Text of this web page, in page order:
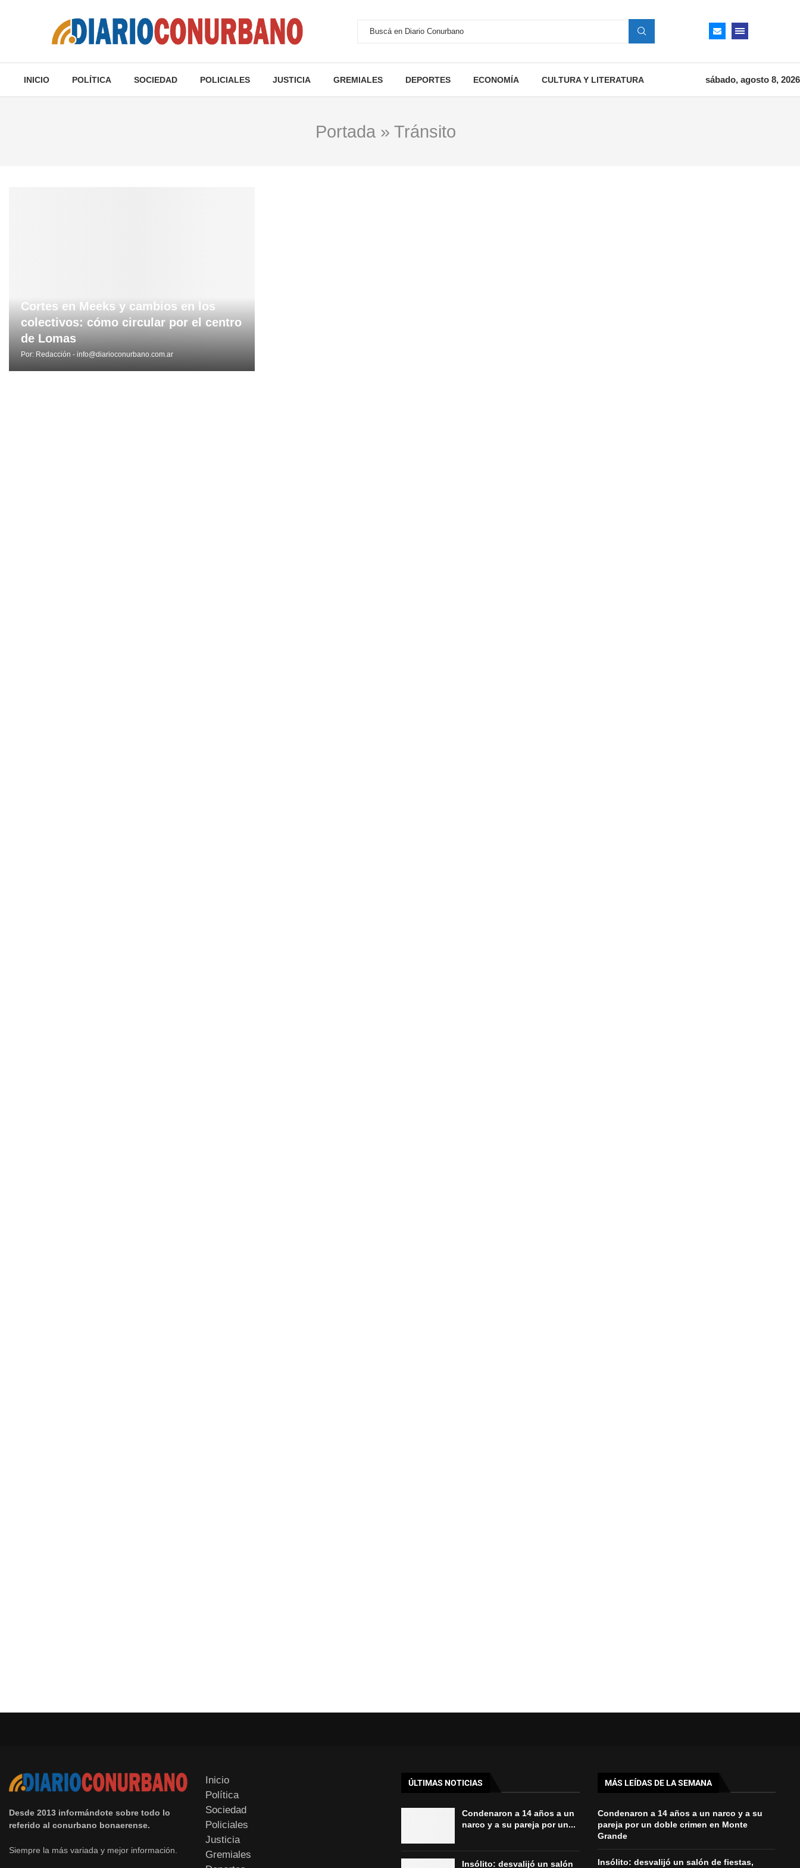
INICIO POLÍTICA SOCIEDAD POLICIALES JUSTICIA GREMIALES DEPORTES ECONOMÍA CULTURA Y LITERATURA sábado, agosto 8, 2026
Portada » Tránsito
Cortes en Meeks y cambios en los
colectivos: cómo circular por el centro
de Lomas
Por: Redacción - info@diarioconurbano.com.ar
Desde 2013 informándote sobre todo lo
referido al conurbano bonaerense.
Siempre la más variada y mejor información.
Inicio
Política
Sociedad
Policiales
Justicia
Gremiales
ÚLTIMAS NOTICIAS
Condenaron a 14 años a un
narco y a su pareja por un...
Insólito: desvalijó un salón
MÁS LEÍDAS DE LA SEMANA
Condenaron a 14 años a un narco y a su
pareja por un doble crimen en Monte
Grande
Insólito: desvalijó un salón de fiestas,